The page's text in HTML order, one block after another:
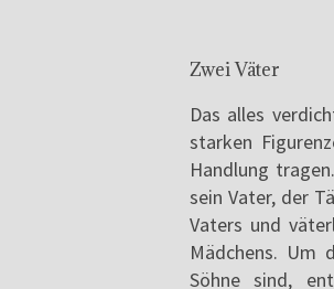
Zwei Väter
Das alles
starken
Handlung
sein Vater, der
Vaters und
Mädchens. Um
Söhne sind,